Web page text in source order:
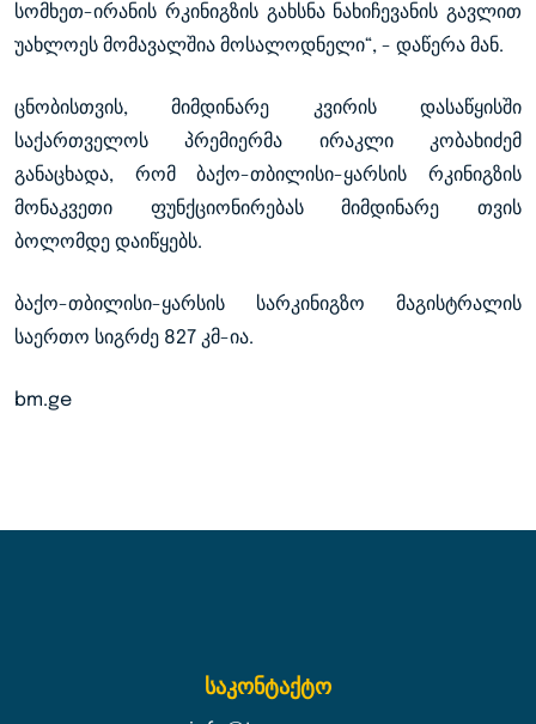
სომხეთ-ირანის რკინიგზის გახსნა ნახიჩევანის გავლით
უახლოეს მომავალშია მოსალოდნელი“, - დაწერა მან.
ცნობისთვის, მიმდინარე კვირის დასაწყისში
საქართველოს პრემიერმა ირაკლი კობახიძემ
განაცხადა, რომ ბაქო-თბილისი-ყარსის რკინიგზის
მონაკვეთი ფუნქციონირებას მიმდინარე თვის
ბოლომდე დაიწყებს.
ბაქო-თბილისი-ყარსის სარკინიგზო მაგისტრალის
საერთო სიგრძე 827 კმ-ია.
bm.ge
საკონტაქტო